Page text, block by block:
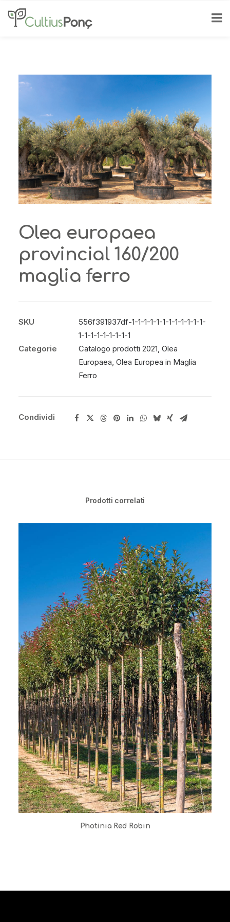
Olea europaea
provincial 160/200
maglia ferro
SKU
556f391937df-1-1-1-1-1-1-1-1-1-1-1-1-
1-1-1-1-1-1-1-1-1
Categorie
Catalogo prodotti 2021, Olea
Europaea, Olea Europea in Maglia
Ferro
Condividi
Prodotti correlati
Photinia Red Robin